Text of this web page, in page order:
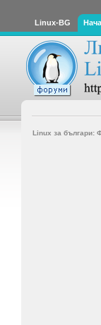
Linux-BG
Linux за българи: